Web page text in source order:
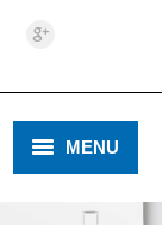
MENU